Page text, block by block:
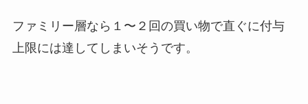
ファミリー層なら１〜２回の買い物で直ぐに付与
上限には達してしまいそうです。